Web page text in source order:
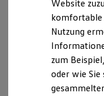
Finanzierung
Für
Für
Leasing
Für
Für
Website
komfortable
Nutzung
zum
oder wie Sie